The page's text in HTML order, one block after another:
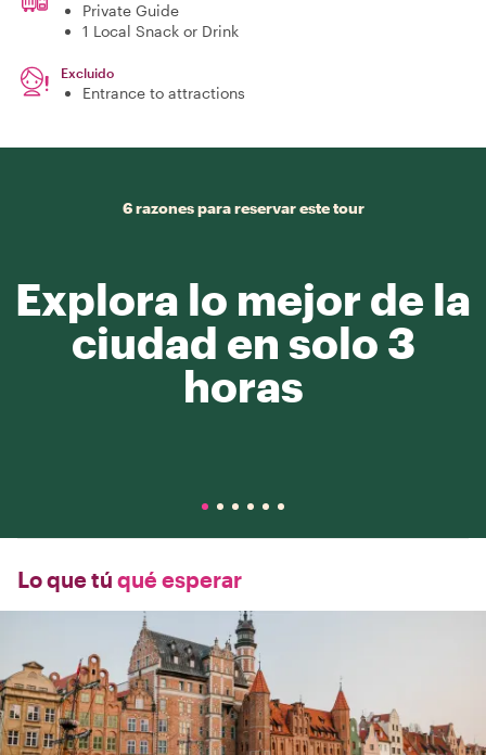
Private Guide
1 Local Snack or Drink
Excluido
Entrance to attractions
6 razones para reservar este tour
Explora lo mejor de la
ciudad en solo 3
horas
Lo que tú qué esperar